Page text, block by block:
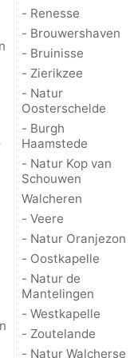
- Renesse
- Brouwershaven
- Bruinisse
- Zierikzee
- Natur
Oosterschelde
- Burgh
Haamstede
- Natur Kop van
Schouwen
Walcheren
- Veere
- Natur Oranjezon
- Oostkapelle
- Natur de
Mantelingen
- Westkapelle
- Zoutelande
- Natur Walcherse